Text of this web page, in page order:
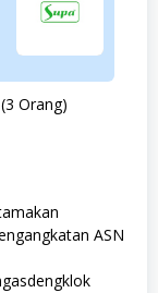
Orang)
ASN